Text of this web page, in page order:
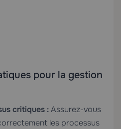
pour la gestion
critiques :Assurez-vous
les processus